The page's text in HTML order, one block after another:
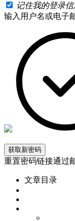
记住我的登录
输入用户名或电子
重置密码链接通过
文章目录